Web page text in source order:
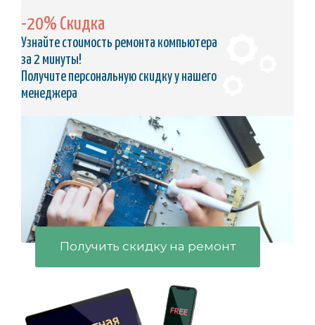
-20% Скидка
Узнайте стоимость ремонта компьютера
за 2 минуты!
Получите персональную скидку у нашего
менеджера
Получить скидку на ремонт